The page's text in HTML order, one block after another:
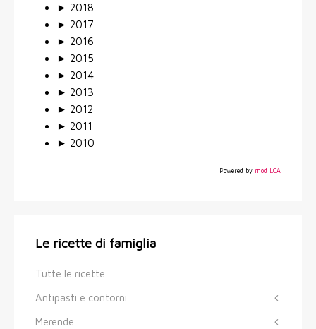
► 2018
► 2017
► 2016
► 2015
► 2014
► 2013
► 2012
► 2011
► 2010
Powered by mod LCA
Le ricette di famiglia
Tutte le ricette
Antipasti e contorni
Merende